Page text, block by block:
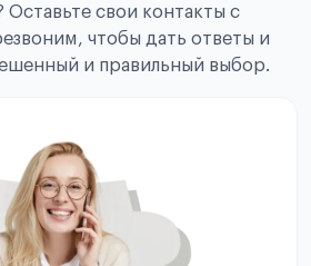
Оставьте свои контакты с
чтобы дать ответы и
и правильный выбор.